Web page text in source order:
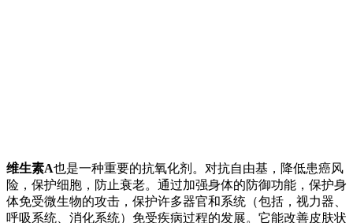
维生素A也是一种重要的抗氧化剂。对抗自由基，降低患癌风
险，保护细胞，防止衰老。通过加强身体的防御功能，保护身
体免受微生物的攻击，保护许多器官和系统（包括，视力器、
呼吸系统、消化系统）免受疾病过程的发展。它能改善皮肤状